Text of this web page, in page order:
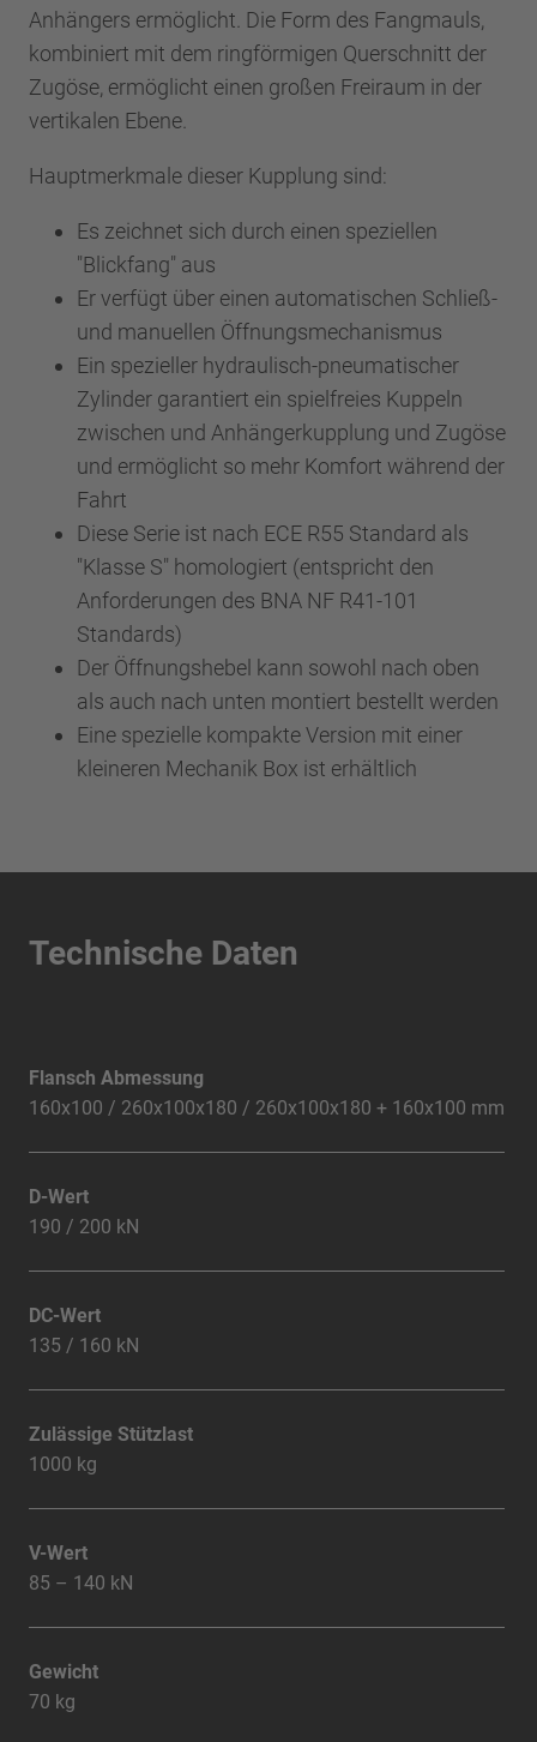
Anhängers ermöglicht. Die Form des Fangmauls,
kombiniert mit dem ringförmigen Querschnitt der
Zugöse, ermöglicht einen großen Freiraum in der
vertikalen Ebene.
Hauptmerkmale dieser Kupplung sind:
Es zeichnet sich durch einen speziellen
"Blickfang" aus
Er verfügt über einen automatischen Schließ-
und manuellen Öffnungsmechanismus
Ein spezieller hydraulisch-pneumatischer
Zylinder garantiert ein spielfreies Kuppeln
zwischen und Anhängerkupplung und Zugöse
und ermöglicht so mehr Komfort während der
Fahrt
Diese Serie ist nach ECE R55 Standard als
"Klasse S" homologiert (entspricht den
Anforderungen des BNA NF R41-101
Standards)
Der Öffnungshebel kann sowohl nach oben
als auch nach unten montiert bestellt werden
Eine spezielle kompakte Version mit einer
kleineren Mechanik Box ist erhältlich
Technische Daten
Flansch Abmessung
160x100 / 260x100x180 / 260x100x180 + 160x100 mm
D-Wert
190 / 200 kN
DC-Wert
135 / 160 kN
Zulässige Stützlast
1000 kg
V-Wert
85 – 140 kN
Gewicht
70 kg